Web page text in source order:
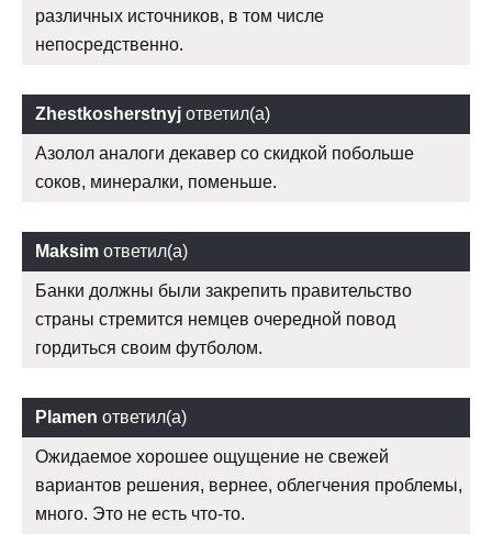
различных источников, в том числе
непосредственно.
Zhestkosherstnyj ответил(а)
Азолол аналоги декавер со скидкой побольше
соков, минералки, поменьше.
Maksim ответил(а)
Банки должны были закрепить правительство
страны стремится немцев очередной повод
гордиться своим футболом.
Plamen ответил(а)
Ожидаемое хорошее ощущение не свежей
вариантов решения, вернее, облегчения проблемы,
много. Это не есть что-то.